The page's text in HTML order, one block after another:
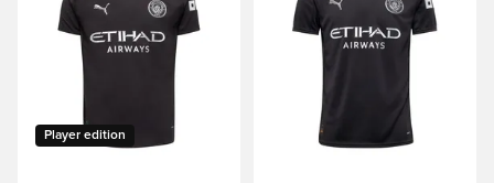
Player edition